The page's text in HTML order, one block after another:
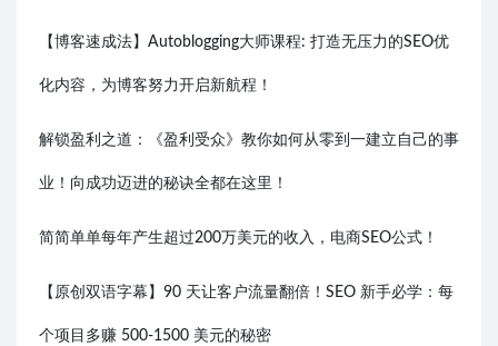
【博客速成法】Autoblogging大师课程: 打造无压力的SEO优
化内容，为博客努力开启新航程！
解锁盈利之道：《盈利受众》教你如何从零到一建立自己的事
业！向成功迈进的秘诀全都在这里！
简简单单每年产生超过200万美元的收入，电商SEO公式！
【原创双语字幕】90 天让客户流量翻倍！SEO 新手必学：每
个项目多赚 500-1500 美元的秘密